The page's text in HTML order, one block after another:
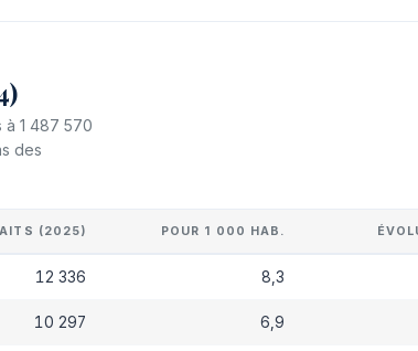
1 487 570
des
(2025) POUR 1 000 HAB.
12 336 8,3
10 297 6,9